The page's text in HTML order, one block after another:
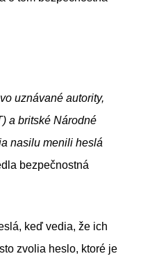
uznávané autority,
a britské Národné
nasilu menili heslá
bezpečnostná
keď vedia, že ich
zvolia heslo, ktoré je